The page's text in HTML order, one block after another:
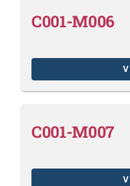
C001-M006
C001-M007